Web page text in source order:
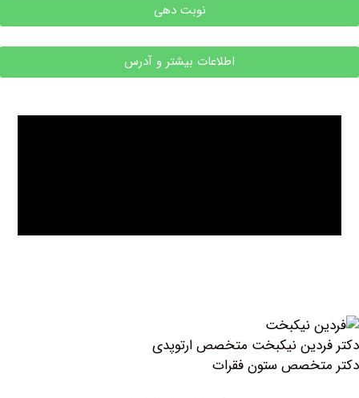
نوبت دهی
اطلاعات بیشتر و آدرس
نیکبخت متخصص ارتوپدی
ستون فقرات